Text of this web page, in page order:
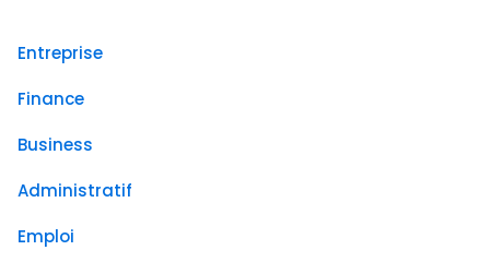
Entreprise
Finance
Business
Administratif
Emploi